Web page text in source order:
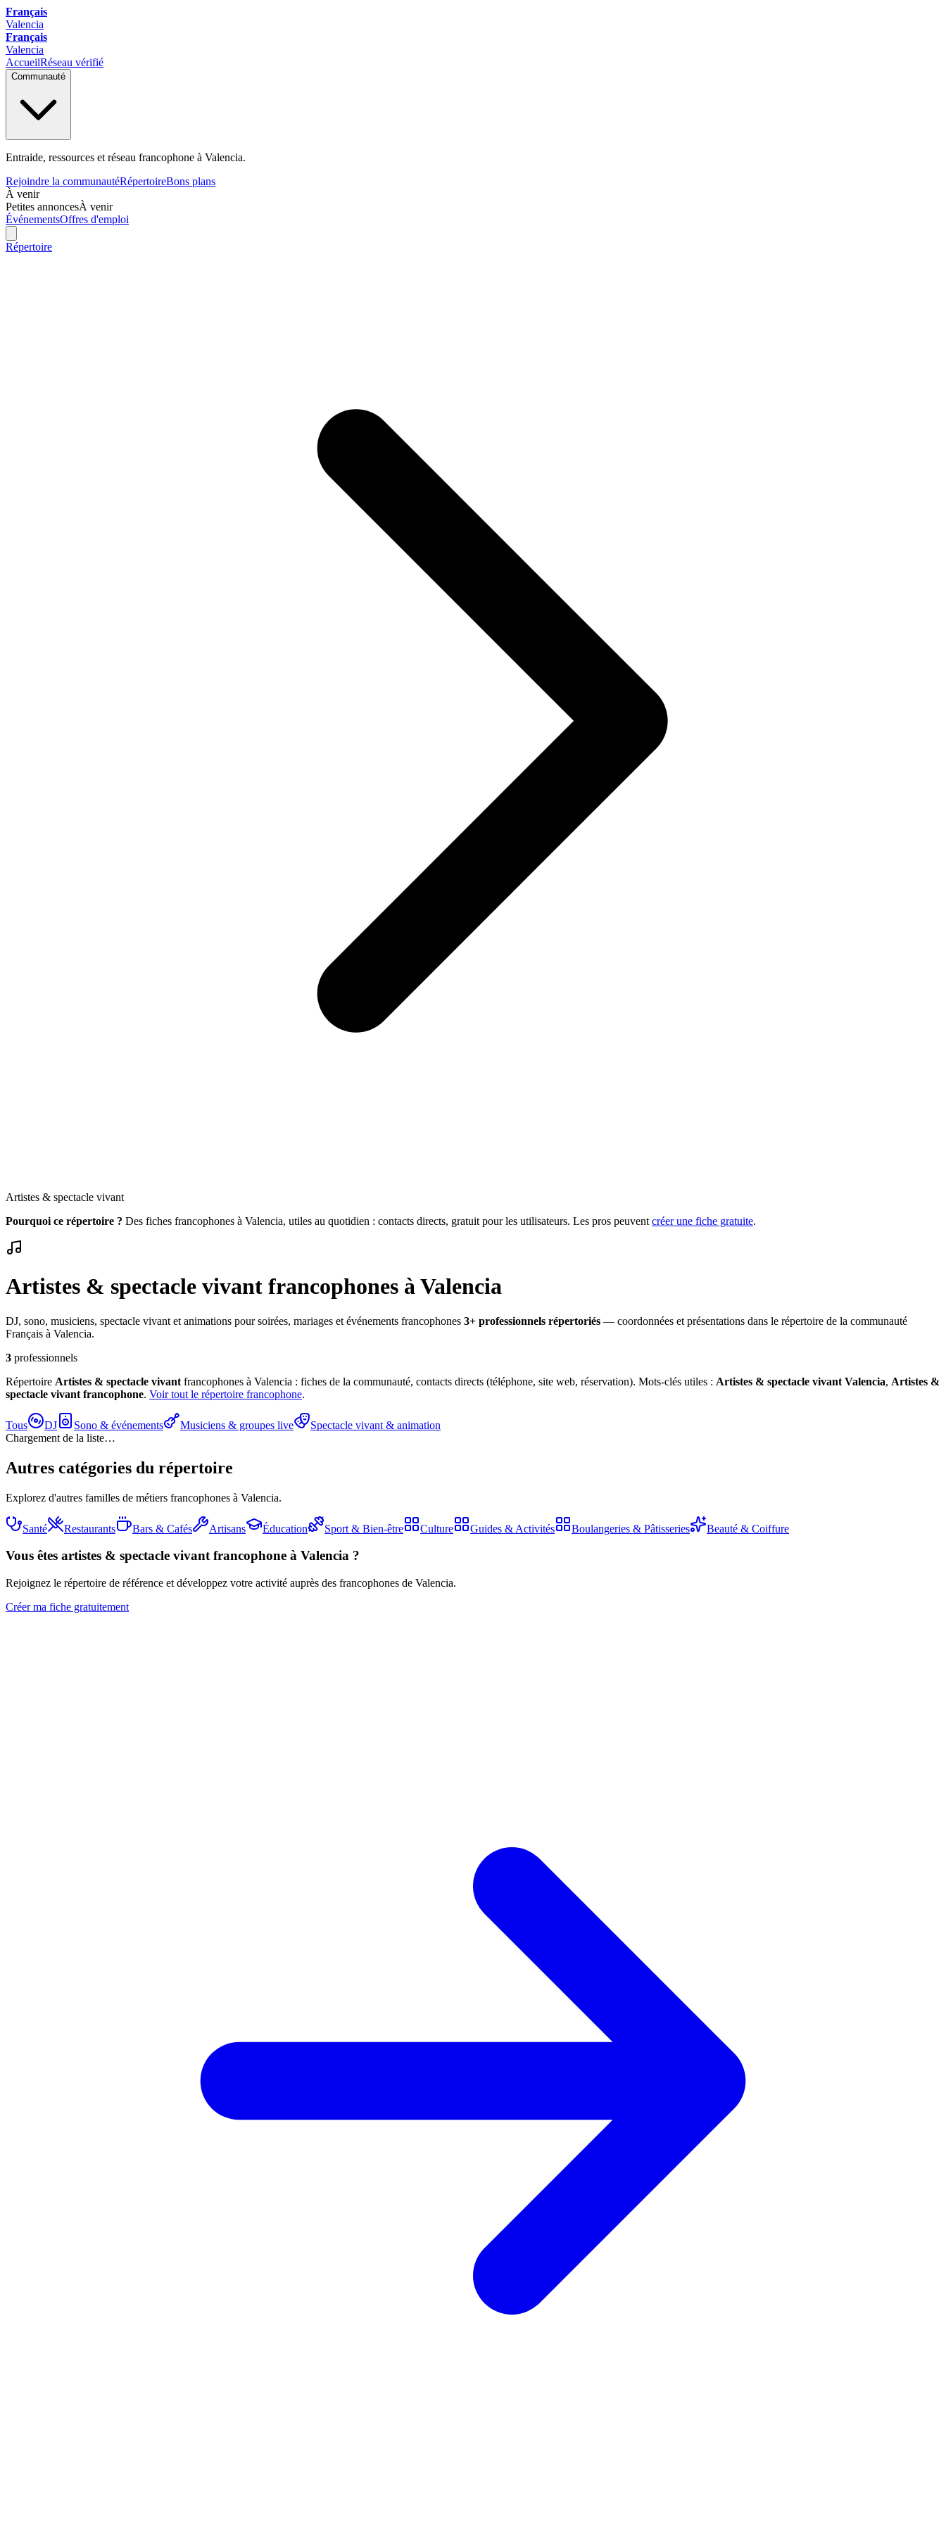
Français
Valencia
Français
Valencia
AccueilRéseau vérifié
Communauté
Entraide, ressources et réseau francophone à Valencia.
Rejoindre la communautéRépertoireBons plans
À venir
Petites annoncesÀ venir
ÉvénementsOffres d'emploi
Répertoire
Artistes & spectacle vivant
Pourquoi ce répertoire ? Des fiches francophones à Valencia, utiles au quotidien : contacts directs, gratuit pour les utilisateurs. Les pros peuvent créer une fiche gratuite.
Artistes & spectacle vivant francophones à Valencia
DJ, sono, musiciens, spectacle vivant et animations pour soirées, mariages et événements francophones 3+ professionnels répertoriés — coordonnées et présentations dans le répertoire de la communauté
Français à Valencia.
3 professionnels
Répertoire Artistes & spectacle vivant francophones à Valencia : fiches de la communauté, contacts directs (téléphone, site web, réservation). Mots-clés utiles : Artistes & spectacle vivant Valencia, Artistes &
spectacle vivant francophone. Voir tout le répertoire francophone.
Tous DJ Sono & événements Musiciens & groupes live
Spectacle vivant & animation
Chargement de la liste…
Autres catégories du répertoire
Explorez d'autres familles de métiers francophones à Valencia.
Santé Restaurants Bars & Cafés Artisans Éducation Sport & Bien-être Culture Guides & Activités Boulangeries & Pâtisseries Beauté & Coiffure
Vous êtes artistes & spectacle vivantfrancophone à Valencia ?
Rejoignez le répertoire de référence et développez votre activité auprès des francophones de Valencia.
Créer ma fiche gratuitement